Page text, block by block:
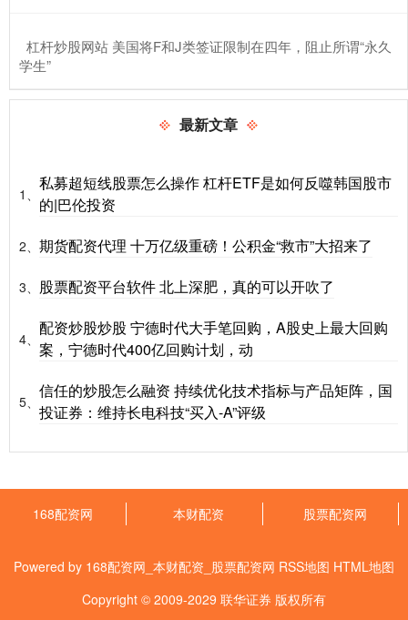
​杠杆炒股网站 美国将F和J类签证限制在四年，阻止所谓“永久
学生”
最新文章
1、
私募超短线股票怎么操作 杠杆ETF是如何反噬韩国股市
的|巴伦投资
2、 期货配资代理 十万亿级重磅！公积金“救市”大招来了
3、 股票配资平台软件 北上深肥，真的可以开吹了
4、
配资炒股炒股 宁德时代大手笔回购，A股史上最大回购
案，宁德时代400亿回购计划，动
5、
信任的炒股怎么融资 持续优化技术指标与产品矩阵，国
投证券：维持长电科技“买入-A”评级
168配资网 本财配资 股票配资网
Powered by 168配资网_本财配资_股票配资网 RSS地图 HTML地图
Copyright © 2009-2029 联华证券 版权所有